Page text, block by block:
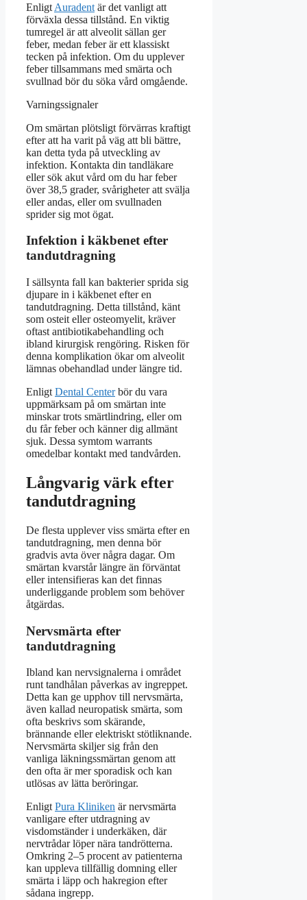
Enligt Auradent är det vanligt att
förväxla dessa tillstånd. En viktig
tumregel är att alveolit sällan ger
feber, medan feber är ett klassiskt
tecken på infektion. Om du upplever
feber tillsammans med smärta och
svullnad bör du söka vård omgående.
Varningssignaler
Om smärtan plötsligt förvärras kraftigt
efter att ha varit på väg att bli bättre,
kan detta tyda på utveckling av
infektion. Kontakta din tandläkare
eller sök akut vård om du har feber
över 38,5 grader, svårigheter att svälja
eller andas, eller om svullnaden
sprider sig mot ögat.
Infektion i käkbenet efter
tandutdragning
I sällsynta fall kan bakterier sprida sig
djupare in i käkbenet efter en
tandutdragning. Detta tillstånd, känt
som osteit eller osteomyelit, kräver
oftast antibiotikabehandling och
ibland kirurgisk rengöring. Risken för
denna komplikation ökar om alveolit
lämnas obehandlad under längre tid.
Enligt Dental Centerbör du vara
uppmärksam på om smärtan inte
minskar trots smärtlindring, eller om
du får feber och känner dig allmänt
sjuk. Dessa symtom warrants
omedelbar kontakt med tandvården.
Långvarig värk efter
tandutdragning
De flesta upplever viss smärta efter en
tandutdragning, men denna bör
gradvis avta över några dagar. Om
smärtan kvarstår längre än förväntat
eller intensifieras kan det finnas
underliggande problem som behöver
åtgärdas.
Nervsmärta efter
tandutdragning
Ibland kan nervsignalerna i området
runt tandhålan påverkas av ingreppet.
Detta kan ge upphov till nervsmärta,
även kallad neuropatisk smärta, som
ofta beskrivs som skärande,
brännande eller elektriskt stötliknande.
Nervsmärta skiljer sig från den
vanliga läkningssmärtan genom att
den ofta är mer sporadisk och kan
utlösas av lätta beröringar.
EnligtPura Kliniken är nervsmärta
vanligare efter utdragning av
visdomständer i underkäken, där
nervtrådar löper nära tandrötterna.
Omkring 2–5 procent av patienterna
kan uppleva tillfällig domning eller
smärta i läpp och hakregion efter
sådana ingrepp.